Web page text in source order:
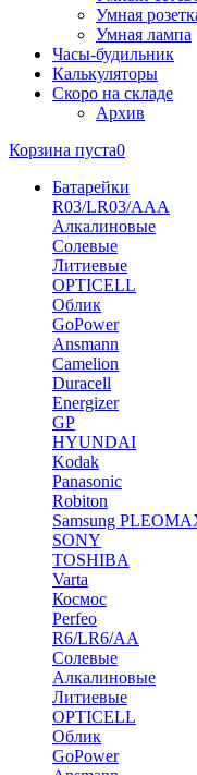
Умная
Умная лампа
Часы-будильник
Калькуляторы
Скоро на складе
Архив
Корзина пуста0
Батарейки
R03/LR03/AAA
Алкалиновые
Солевые
Литиевые
OPTICELL
Облик
GoPower
Ansmann
Camelion
Duracell
Energizer
GP
HYUNDAI
Kodak
Panasonic
Robiton
Samsung
SONY
TOSHIBA
Varta
Космос
Perfeo
R6/LR6/AA
Солевые
Алкалиновые
Литиевые
OPTICELL
Облик
GoPower